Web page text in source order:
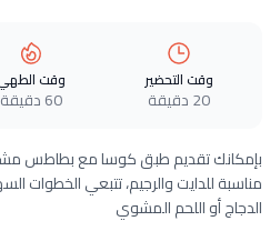
وقت التحضير
20 دقيقة
وقت
60 دقيقة
بإمكانك تقديم طبق كوسا مع بطاطس
مناسبة للدايت والرجيم، تتبعي الخطوات
الدجاج أو اللحم المشوي